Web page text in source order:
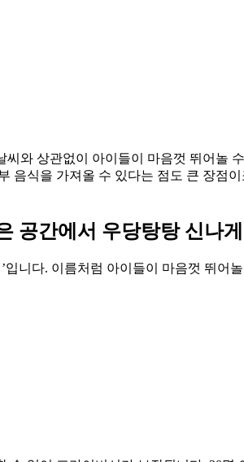
와 상관없이 아이들이 마음껏 뛰어놀
음식을 가져올 수 있다는 점도 큰 장점
공간에서 우당탕탕 신나
입니다. 이름처럼 아이들이 마음껏 뛰어